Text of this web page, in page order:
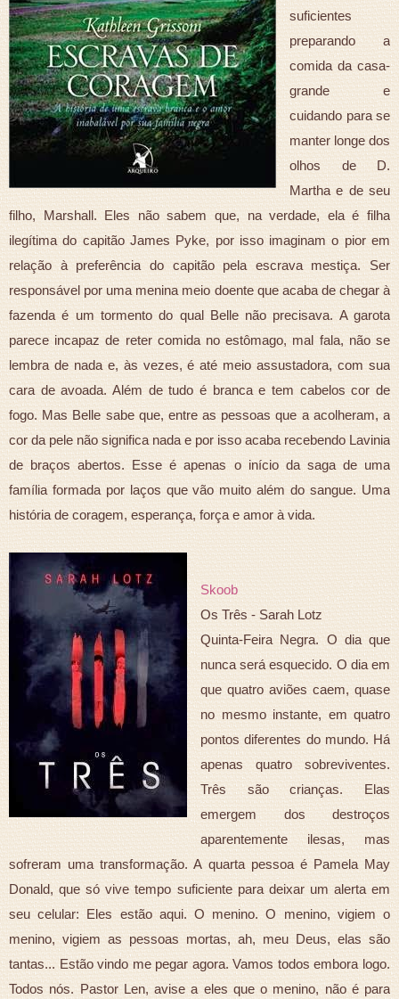
suficientes
preparando a
comida da casa-
grande e
cuidando para se
manter longe dos
olhos de D.
Martha e de seu
filho, Marshall. Eles não sabem que, na verdade, ela é filha
ilegítima do capitão James Pyke, por isso imaginam o pior em
relação à preferência do capitão pela escrava mestiça. Ser
responsável por uma menina meio doente que acaba de chegar à
fazenda é um tormento do qual Belle não precisava. A garota
parece incapaz de reter comida no estômago, mal fala, não se
lembra de nada e, às vezes, é até meio assustadora, com sua
cara de avoada. Além de tudo é branca e tem cabelos cor de
fogo. Mas Belle sabe que, entre as pessoas que a acolheram, a
cor da pele não significa nada e por isso acaba recebendo Lavinia
de braços abertos. Esse é apenas o início da saga de uma
família formada por laços que vão muito além do sangue. Uma
história de coragem, esperança, força e amor à vida.
Skoob
Os Três - Sarah Lotz
Quinta-Feira Negra. O dia que
nunca será esquecido. O dia em
que quatro aviões caem, quase
no mesmo instante, em quatro
pontos diferentes do mundo. Há
apenas quatro sobreviventes.
Três são crianças. Elas
emergem dos destroços
aparentemente ilesas, mas
sofreram uma transformação. A quarta pessoa é Pamela May
Donald, que só vive tempo suficiente para deixar um alerta em
seu celular: Eles estão aqui. O menino. O menino, vigiem o
menino, vigiem as pessoas mortas, ah, meu Deus, elas são
tantas... Estão vindo me pegar agora. Vamos todos embora logo.
Todos nós. Pastor Len, avise a eles que o menino, não é para